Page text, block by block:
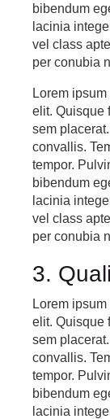
bibendum
lacinia
vel class
per conubia
Lorem
elit. Quisque
sem
convallis.
tempor.
bibendum
lacinia
vel class
per conubia
3.
Lorem
elit. Quisque
sem
convallis.
tempor.
bibendum
lacinia